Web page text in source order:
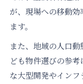
が、現場への移動
ます。
また、地域の人口
ども物件選びの参
な大型開発やイン